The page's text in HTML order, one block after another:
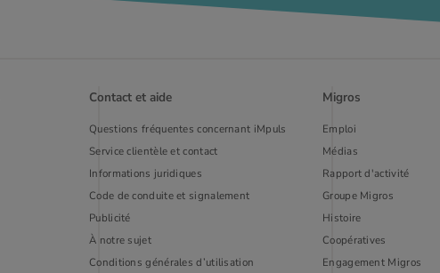
Contact et aide
Questions fréquentes concernant iMpuls
Service clientèle et contact
Informations juridiques
Code de conduite et signalement
Publi­cité
À notre sujet
Conditions générales d’utilisation
Migros
Emploi
Médias
Rapport d'activité
Groupe Migros
Histoire
Coopératives
Engagement Migros